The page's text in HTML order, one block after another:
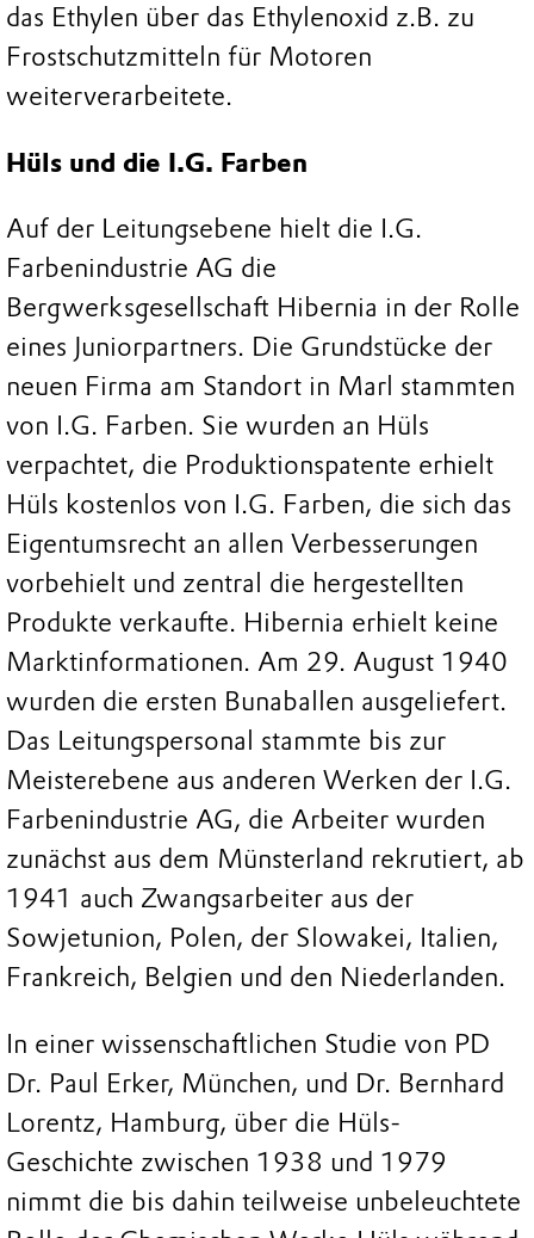
das Ethylen über das Ethylenoxid z.B. zu
Frostschutzmitteln für Motoren
weiterverarbeitete.
Hüls und die I.G. Farben
Auf der Leitungsebene hielt die I.G.
Farbenindustrie AG die
Bergwerksgesellschaft Hibernia in der Rolle
eines Juniorpartners. Die Grundstücke der
neuen Firma am Standort in Marl stammten
von I.G. Farben. Sie wurden an Hüls
verpachtet, die Produktionspatente erhielt
Hüls kostenlos von I.G. Farben, die sich das
Eigentumsrecht an allen Verbesserungen
vorbehielt und zentral die hergestellten
Produkte verkaufte. Hibernia erhielt keine
Marktinformationen. Am 29. August 1940
wurden die ersten Bunaballen ausgeliefert.
Das Leitungspersonal stammte bis zur
Meisterebene aus anderen Werken der I.G.
Farbenindustrie AG, die Arbeiter wurden
zunächst aus dem Münsterland rekrutiert, ab
1941 auch Zwangsarbeiter aus der
Sowjetunion, Polen, der Slowakei, Italien,
Frankreich, Belgien und den Niederlanden.
In einer wissenschaftlichen Studie von PD
Dr. Paul Erker, München, und Dr. Bernhard
Lorentz, Hamburg, über die Hüls-
Geschichte zwischen 1938 und 1979
nimmt die bis dahin teilweise unbeleuchtete